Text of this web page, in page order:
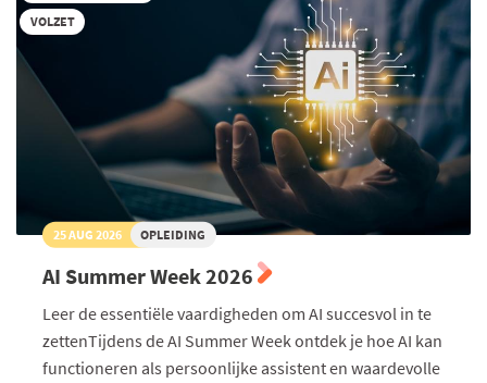
VOLZET
25 AUG 2026 OPLEIDING
AI Summer Week 2026
Leer de essentiële vaardigheden om AI succesvol in te
zettenTijdens de AI Summer Week ontdek je hoe AI kan
functioneren als persoonlijke assistent en waardevolle